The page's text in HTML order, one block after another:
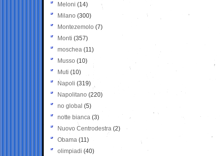
Meloni (14)
Milano (300)
Montezemolo (7)
Monti (357)
moschea (11)
Musso (10)
Muti (10)
Napoli (319)
Napolitano (220)
no global (5)
notte bianca (3)
Nuovo Centrodestra (2)
Obama (11)
olimpiadi (40)